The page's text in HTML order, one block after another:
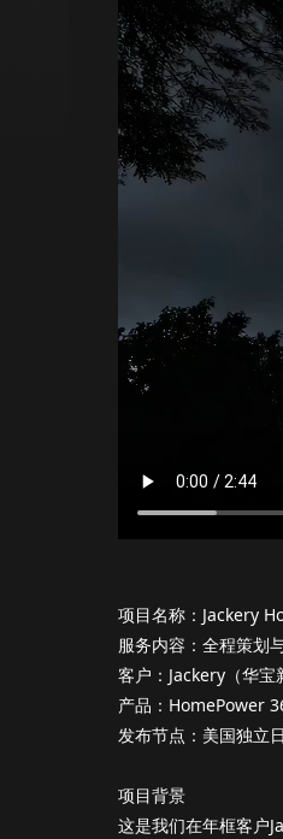
项目名称：Jackery
服务内容：全程策划
客户：Jackery（华宝
产品：HomePower
发布节点：美国独立
项目背景
这是我们在年框客户